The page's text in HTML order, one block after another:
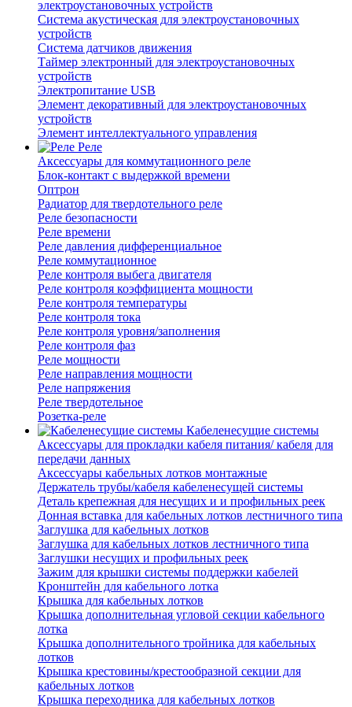
электроустановочных устройств
Система акустическая для электроустановочных
устройств
Система датчиков движения
Таймер электронный для электроустановочных
устройств
Электропитание USB
Элемент декоративный для электроустановочных
устройств
Элемент интеллектуального управления
Реле
Аксессуары для коммутационного реле
Блок-контакт с выдержкой времени
Оптрон
Радиатор для твердотельного реле
Реле безопасности
Реле времени
Реле давления дифференциальное
Реле коммутационное
Реле контроля выбега двигателя
Реле контроля коэффициента мощности
Реле контроля температуры
Реле контроля тока
Реле контроля уровня/заполнения
Реле контроля фаз
Реле мощности
Реле направления мощности
Реле напряжения
Реле твердотельное
Розетка-реле
Кабеленесущие системы
Аксессуары для прокладки кабеля питания/ кабеля для
передачи данных
Аксессуары кабельных лотков монтажные
Держатель трубы/кабеля кабеленесущей системы
Деталь крепежная для несущих и и профильных реек
Донная вставка для кабельных лотков лестничного типа
Заглушка для кабельных лотков
Заглушка для кабельных лотков лестничного типа
Заглушки несущих и профильных реек
Зажим для крышки системы поддержки кабелей
Кронштейн для кабельного лотка
Крышка для кабельных лотков
Крышка дополнительная угловой секции кабельного
лотка
Крышка дополнительного тройника для кабельных
лотков
Крышка крестовины/крестообразной секции для
кабельных лотков
Крышка переходника для кабельных лотков